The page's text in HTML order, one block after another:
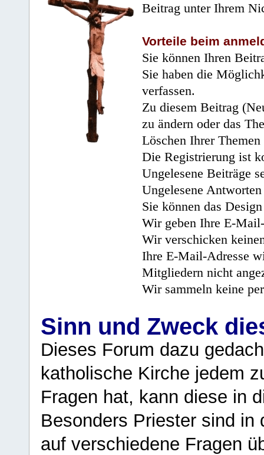
Beitrag unter Ihrem
Vorteile beim
Sie können Ihren
Sie haben die
verfassen.
Zu diesem Beitrag
zu ändern oder das
Löschen Ihrer
Die Registrierung ist
Ungelesene Beiträge
Ungelesene
Sie können das
Wir geben Ihre E-
Wir verschicken
Ihre E-Mail-Adresse
Mitgliedern nicht
Wir sammeln keine
Sinn und Zweck
Dieses Forum dazu
katholische Kirche jedem
Fragen hat, kann diese in
Besonders Priester sind in
auf verschiedene Fragen